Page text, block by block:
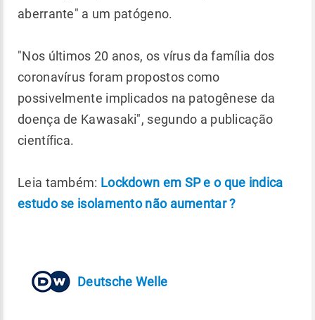
aberrante" a um patógeno.
"Nos últimos 20 anos, os vírus da família dos
coronavírus foram propostos como
possivelmente implicados na patogênese da
doença de Kawasaki", segundo a publicação
científica.
Leia também: Lockdown em SP e o que indica
estudo se isolamento não aumentar ?
Deutsche Welle